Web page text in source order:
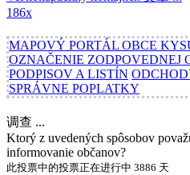
186x
MAPOVÝ PORTÁL OBCE
OZNAČENIE ZODPOVEDNEJ
PODPISOV A LISTÍN
SPRÁVNE POPLATKY
调查 ...
Ktorý z uvedených spôsobov
informovanie občanov?
此投票中的投票正在进行中 3886 天